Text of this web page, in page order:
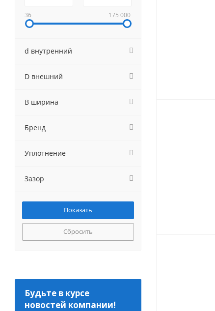
36 175 000
d внутренний
D внешний
B ширина
Бренд
Уплотнение
Зазор
Сбросить
Будьте в курсе
новостей компании!